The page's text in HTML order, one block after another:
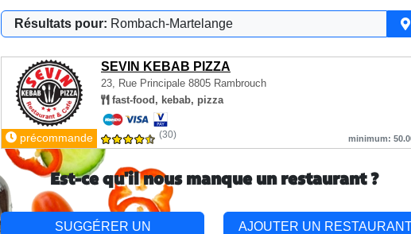
Résultats pour: Rombach-Martelange
SEVIN KEBAB PIZZA
23, Rue Principale 8805 Rambrouch
fast-food, kebab, pizza
précommande (30) minimum:
Est-ce qu'il nous manque un restaurant ?
SUGGÉRER UN
AJOUTER UN